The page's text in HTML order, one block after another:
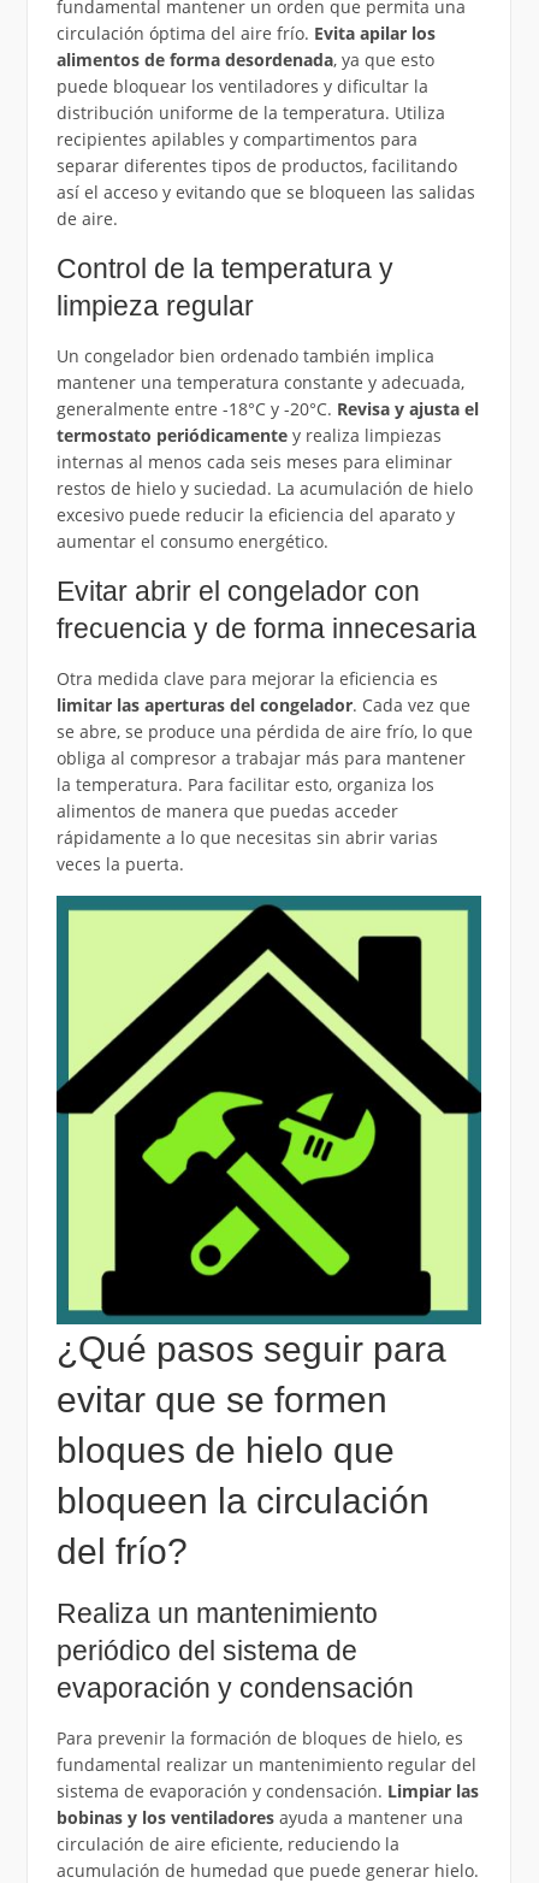
fundamental mantener un orden que permita una
circulación óptima del aire frío. Evita apilar los
alimentos de forma desordenada, ya que esto
puede bloquear los ventiladores y dificultar la
distribución uniforme de la temperatura. Utiliza
recipientes apilables y compartimentos para
separar diferentes tipos de productos, facilitando
así el acceso y evitando que se bloqueen las salidas
de aire.
Control de la temperatura y
limpieza regular
Un congelador bien ordenado también implica
mantener una temperatura constante y adecuada,
generalmente entre -18°C y -20°C. Revisa y ajusta el
termostato periódicamentey realiza limpiezas
internas al menos cada seis meses para eliminar
restos de hielo y suciedad. La acumulación de hielo
excesivo puede reducir la eficiencia del aparato y
aumentar el consumo energético.
Evitar abrir el congelador con
frecuencia y de forma innecesaria
Otra medida clave para mejorar la eficiencia es
limitar las aperturas del congelador. Cada vez que
se abre, se produce una pérdida de aire frío, lo que
obliga al compresor a trabajar más para mantener
la temperatura. Para facilitar esto, organiza los
alimentos de manera que puedas acceder
rápidamente a lo que necesitas sin abrir varias
veces la puerta.
¿Qué pasos seguir para
evitar que se formen
bloques de hielo que
bloqueen la circulación
del frío?
Realiza un mantenimiento
periódico del sistema de
evaporación y condensación
Para prevenir la formación de bloques de hielo, es
fundamental realizar un mantenimiento regular del
sistema de evaporación y condensación. Limpiar las
bobinas y los ventiladoresayuda a mantener una
circulación de aire eficiente, reduciendo la
acumulación de humedad que puede generar hielo.